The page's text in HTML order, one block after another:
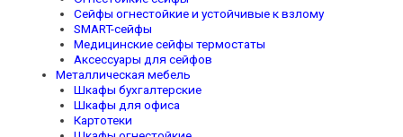
Сейфы огнестойкие и устойчивые к взлому
SMART-сейфы
Медицинские сейфы термостаты
Аксессуары для сейфов
Металлическая мебель
Шкафы бухгалтерские
Шкафы для офиса
Картотеки